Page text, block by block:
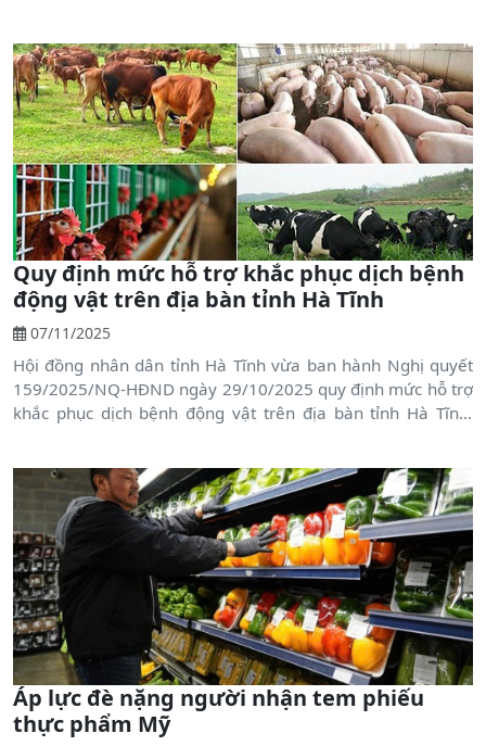
Quy định mức hỗ trợ khắc phục dịch bệnh
động vật trên địa bàn tỉnh Hà Tĩnh
07/11/2025
Hội đồng nhân dân tỉnh Hà Tĩnh vừa ban hành Nghị quyết
159/2025/NQ-HĐND ngày 29/10/2025 quy định mức hỗ trợ
khắc phục dịch bệnh động vật trên địa bàn tỉnh Hà Tĩnh.
thiểu thiệt hại và phục hồi sản xuất sau dịch bệnh.
Áp lực đè nặng người nhận tem phiếu
thực phẩm Mỹ